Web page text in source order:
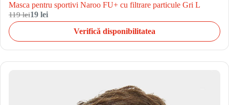
Masca pentru sportivi Naroo FU+ cu filtrare particule Gri L
119 lei19 lei
Verifică disponibilitatea